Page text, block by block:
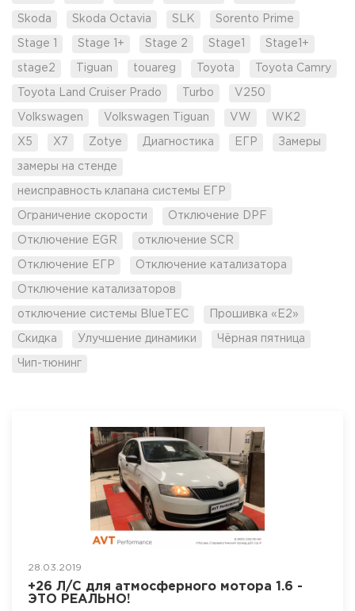
Skoda Skoda Octavia SLK Sorento Prime
Stage 1 Stage 1+ Stage 2 Stage1 Stage1+
stage2 Tiguan touareg Toyota Toyota Camry
Toyota Land Cruiser Prado Turbo V250
Volkswagen Volkswagen Tiguan VW WK2
X5 X7 Zotye Диагностика ЕГР Замеры
замеры на стенде
неисправность клапана системы ЕГР
Ограничение скорости Отключение DPF
Отключение EGR отключение SCR
Отключение ЕГР Отключение катализатора
Отключение катализаторов
отключение системы BlueTEC Прошивка «Е2»
Скидка Улучшение динамики Чёрная пятница
Чип-тюнинг
28.03.2019
+26 Л/С для атмосферного мотора 1.6 -
ЭТО РЕАЛЬНО!